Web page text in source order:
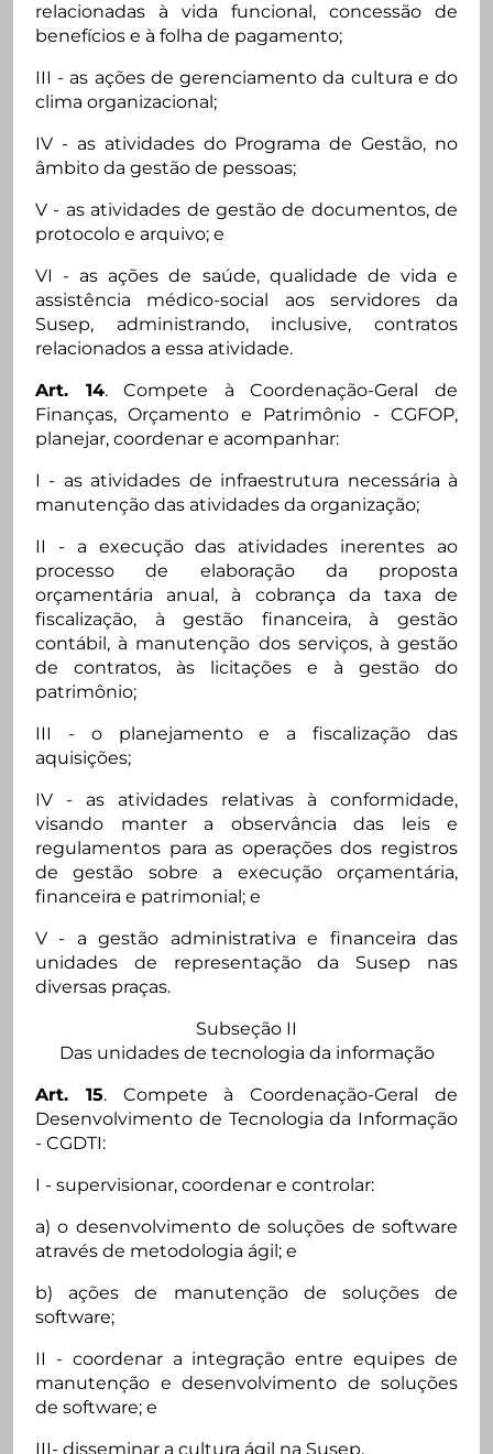
relacionadas à vida funcional, concessão de
benefícios e à folha de pagamento;
III - as ações de gerenciamento da cultura e do
clima organizacional;
IV - as atividades do Programa de Gestão, no
âmbito da gestão de pessoas;
V - as atividades de gestão de documentos, de
protocolo e arquivo; e
VI - as ações de saúde, qualidade de vida e
assistência médico-social aos servidores da
Susep, administrando, inclusive, contratos
relacionados a essa atividade.
Art. 14. Compete à Coordenação-Geral de
Finanças, Orçamento e Patrimônio - CGFOP,
planejar, coordenar e acompanhar:
I - as atividades de infraestrutura necessária à
manutenção das atividades da organização;
II - a execução das atividades inerentes ao
processo de elaboração da proposta
orçamentária anual, à cobrança da taxa de
fiscalização, à gestão financeira, à gestão
contábil, à manutenção dos serviços, à gestão
de contratos, às licitações e à gestão do
patrimônio;
III - o planejamento e a fiscalização das
aquisições;
IV - as atividades relativas à conformidade,
visando manter a observância das leis e
regulamentos para as operações dos registros
de gestão sobre a execução orçamentária,
financeira e patrimonial; e
V - a gestão administrativa e financeira das
unidades de representação da Susep nas
diversas praças.
Subseção II
Das unidades de tecnologia da informação
Art. 15. Compete à Coordenação-Geral de
Desenvolvimento de Tecnologia da Informação
- CGDTI:
I - supervisionar, coordenar e controlar:
a) o desenvolvimento de soluções de software
através de metodologia ágil; e
b) ações de manutenção de soluções de
software;
II - coordenar a integração entre equipes de
manutenção e desenvolvimento de soluções
de software; e
III- disseminar a cultura ágil na Susep.